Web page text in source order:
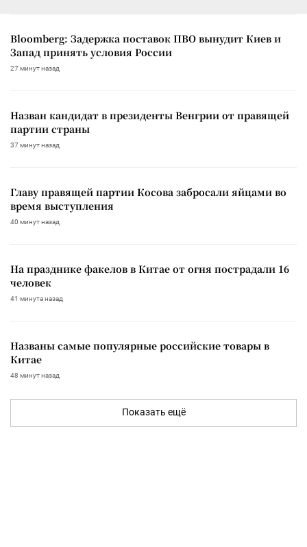
Bloomberg: Задержка поставок ПВО вынудит Киев и
Запад принять условия России
27 минут назад
Назван кандидат в президенты Венгрии от правящей
партии страны
37 минут назад
Главу правящей партии Косова забросали яйцами во
время выступления
40 минут назад
На празднике факелов в Китае от огня пострадали 16
человек
41 минута назад
Названы самые популярные российские товары в
Китае
48 минут назад
Показать ещё